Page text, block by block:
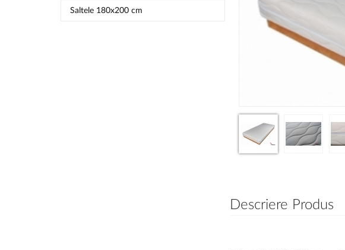
Saltele 180x200 cm
Descriere Produs